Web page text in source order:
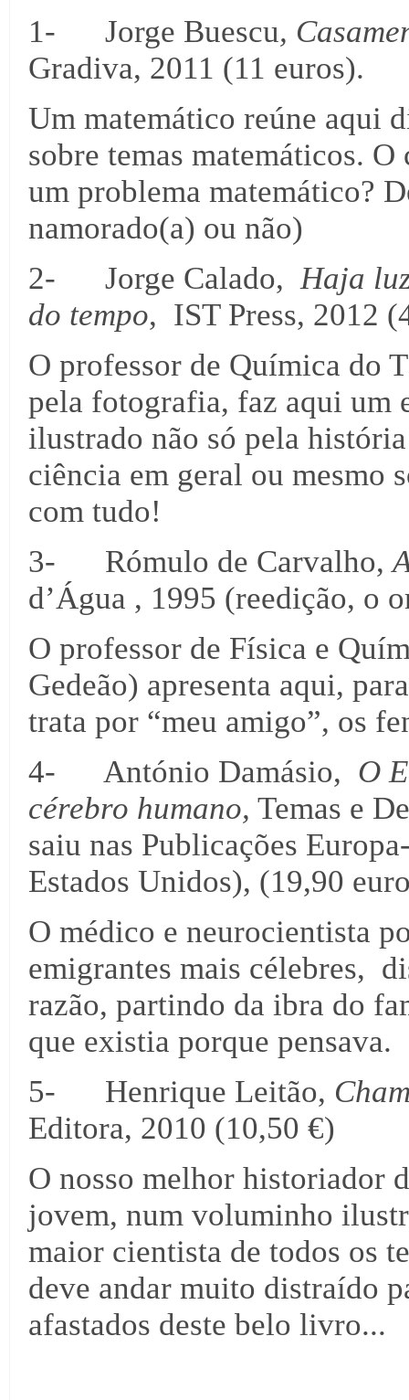
1- Jorge Buescu,
Gradiva, 2011 (11 euros).
Um matemático reúne aqui
sobre temas matemáticos.
um problema matemático?
namorado(a) ou não)
2- Jorge Calado,Haja
do tempo, IST Press, 2012
O professor de Química do
pela fotografia, faz aqui um
ilustrado não só pela
ciência em geral ou mesmo
com tudo!
3- Rómulo de Carvalho,
d’Água , 1995 (reedição, o
O professor de Física e
Gedeão) apresenta aqui,
trata por “meu amigo”, os
4- António Damásio, O
cérebro humano, Temas e
saiu nas Publicações
Estados Unidos), (19,90
O médico e neurocientista
emigrantes mais célebres,
razão, partindo da ibra do
que existia porque pensava.
5- Henrique Leitão,
Editora, 2010 (10,50 €)
O nosso melhor historiador
jovem, num voluminho
maior cientista de todos os
deve andar muito distraído
afastados deste belo livro...